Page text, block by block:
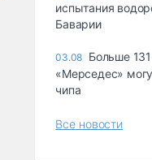
испытания
Баварии
03.08 Больше
«Мерседес»
чипа
Все новости